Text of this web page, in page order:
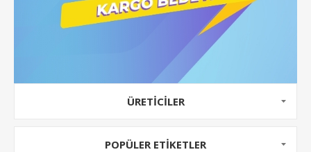
ÜRETICILER
POPÜLER ETIKETLER